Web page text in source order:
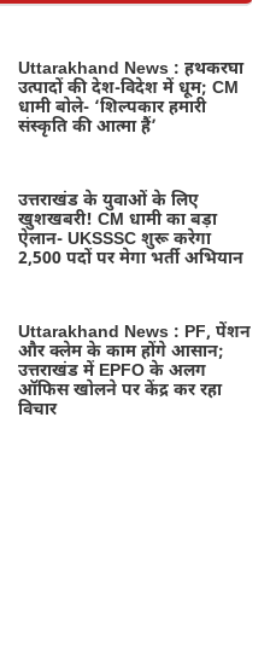
Uttarakhand News : हथकरघा
उत्पादों की देश-विदेश में धूम; CM
धामी बोले- ‘शिल्पकार हमारी
संस्कृति की आत्मा हैं’
उत्तराखंड के युवाओं के लिए
खुशखबरी! CM धामी का बड़ा
ऐलान- UKSSSC शुरू करेगा
2,500 पदों पर मेगा भर्ती अभियान
Uttarakhand News : PF, पेंशन
और क्लेम के काम होंगे आसान;
उत्तराखंड में EPFO के अलग
ऑफिस खोलने पर केंद्र कर रहा
विचार